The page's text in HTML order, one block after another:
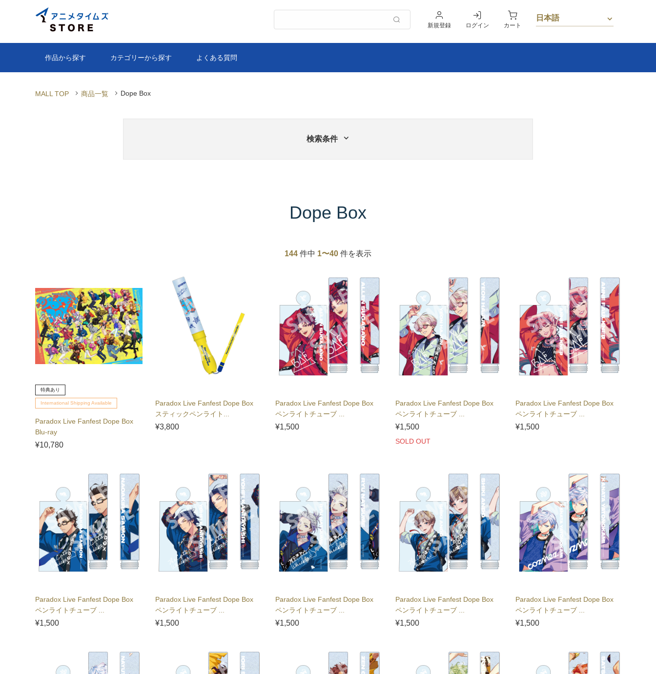
新規登録 ログイン カート
MALL TOP 商品一覧 Dope Box
検索条件
Dope Box
144 件中 1〜40 件を表示
特典あり
International Shipping Available
Paradox Live Fanfest Dope Box
Blu-ray
¥10,780
Paradox Live Fanfest Dope Box
スティックペンライト...
¥3,800
Paradox Live Fanfest Dope Box
ペンライトチューブ ...
¥1,500
Paradox Live Fanfest Dope Box
ペンライトチューブ ...
¥1,500
SOLD OUT
Paradox Live Fanfest Dope Box
ペンライトチューブ ...
¥1,500
Paradox Live Fanfest Dope Box
ペンライトチューブ ...
¥1,500
Paradox Live Fanfest Dope Box
ペンライトチューブ ...
¥1,500
Paradox Live Fanfest Dope Box
ペンライトチューブ ...
¥1,500
Paradox Live Fanfest Dope Box
ペンライトチューブ ...
¥1,500
Paradox Live Fanfest Dope Box
ペンライトチューブ ...
¥1,500